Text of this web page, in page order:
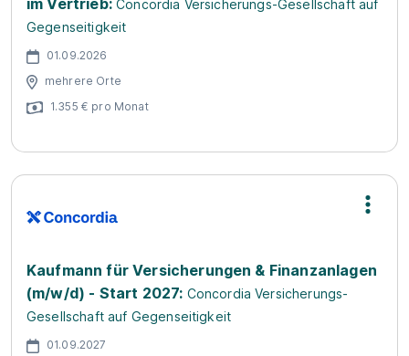
im Vertrieb: Concordia Versicherungs-Gesellschaft auf
Gegenseitigkeit
01.09.2026
mehrere Orte
1.355 € pro Monat
Kaufmann für Versicherungen & Finanzanlagen
(m/w/d) - Start 2027: Concordia Versicherungs-
Gesellschaft auf Gegenseitigkeit
01.09.2027